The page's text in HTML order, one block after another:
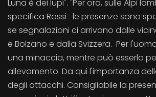
Luna è dei lupi". "Per ora, sulle Alpi
specifica Rossi- le presenze sono
se segnalazioni ci arrivano dalle
e Bolzano e dalla Svizzera. Per
una minaccia, mentre può esserlo
allevamento. Da qui l'importanza
degli attacchi. Consigliabile la